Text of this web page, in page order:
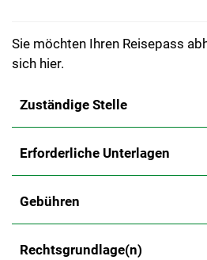
Sie möchten Ihren Reisepass
sich hier.
Zuständige Stelle
Erforderliche Unterlagen
Gebühren
Rechtsgrundlage(n)